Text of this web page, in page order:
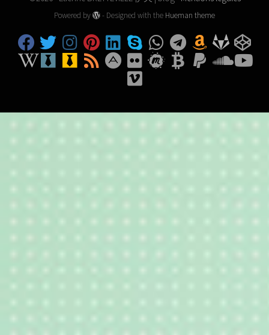
Powered by - Designed with the Hueman theme